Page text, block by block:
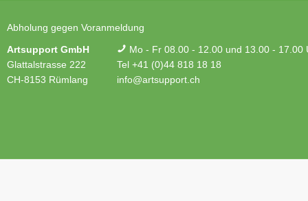
Abholung gegen Voranmeldung
Artsupport GmbH
Glattalstrasse 222
CH-8153 Rümlang
Mo - Fr 08.00 - 12.00 und 13.00 - 17.00
Tel +41 (0)44 818 18 18
info@artsupport.ch